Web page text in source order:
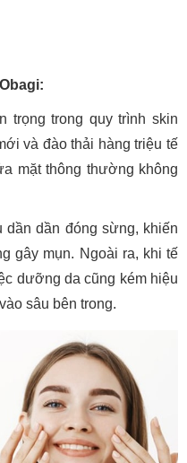
trọng trong quy trình skin
và đào thải hàng triệu tế
mặt thông thường không
dần dần đóng sừng, khiến
gây mụn. Ngoài ra, khi tế
dưỡng da cũng kém hiệu
sâu bên trong.